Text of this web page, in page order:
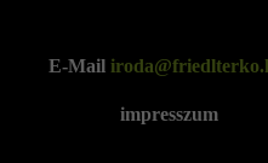
E-Mail
impresszum